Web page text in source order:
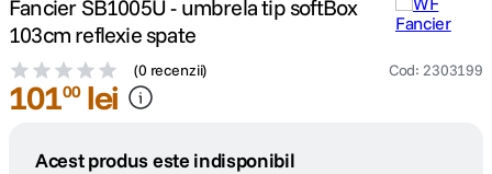
Fancier SB1005U - umbrela tip softBox
103cm reflexie spate
(0 recenzii) Cod: 2303199
10100 lei
Acest produs este indisponibil